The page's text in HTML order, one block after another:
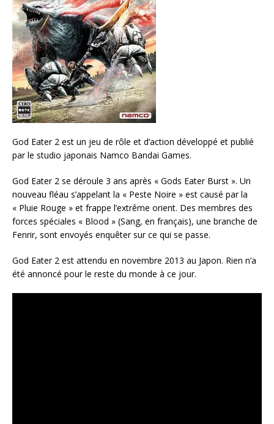
God Eater 2 est un jeu de rôle et d’action développé et publié
par le studio japonais Namco Bandai Games.
God Eater 2 se déroule 3 ans après « Gods Eater Burst ». Un
nouveau fléau s’appelant la « Peste Noire » est causé par la
« Pluie Rouge » et frappe l’extrême orient. Des membres des
forces spéciales « Blood » (Sang, en français), une branche de
Fenrir, sont envoyés enquêter sur ce qui se passe.
God Eater 2 est attendu en novembre 2013 au Japon. Rien n’a
été annoncé pour le reste du monde à ce jour.